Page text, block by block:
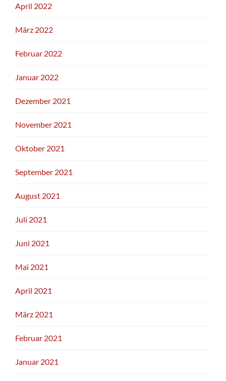
April 2022
März 2022
Februar 2022
Januar 2022
Dezember 2021
November 2021
Oktober 2021
September 2021
August 2021
Juli 2021
Juni 2021
Mai 2021
April 2021
März 2021
Februar 2021
Januar 2021